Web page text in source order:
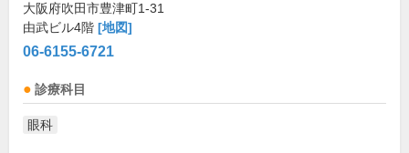
大阪府吹田市豊津町1-31
由武ビル4階 [地図]
06-6155-6721
診療科目
眼科